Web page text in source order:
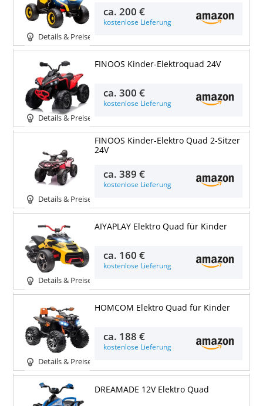
Details & Preise
ca.200 €
kostenlose Lieferung
Details & Preise
FINOOS Kinder-Elektroquad 24V
ca.300 €
kostenlose Lieferung
Details & Preise
FINOOS Kinder-Elektro Quad 2-Sitzer
24V
ca.389 €
kostenlose Lieferung
Details & Preise
AIYAPLAY Elektro Quad für Kinder
ca. 160 €
kostenlose Lieferung
Details & Preise
HOMCOM Elektro Quad für Kinder
ca. 188 €
kostenlose Lieferung
DREAMADE 12V Elektro Quad